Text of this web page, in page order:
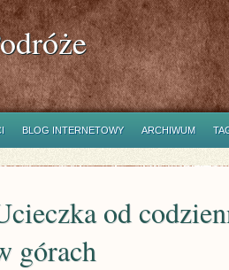
BLOG INTERNETOWY ARCHIWUM
od
górach